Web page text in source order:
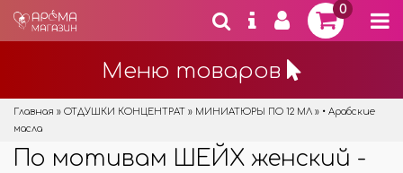
0
Меню товаров
Главная » ОТДУШКИ КОНЦЕНТРАТ » МИНИАТЮРЫ ПО 12 МЛ » • Арабские
масла
По мотивам ШЕЙХ женский -